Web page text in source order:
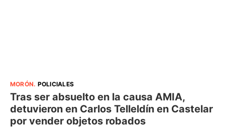
MORÓN. POLICIALES
Tras ser absuelto en la causa AMIA,
detuvieron en Carlos Telleldín en Castelar
por vender objetos robados